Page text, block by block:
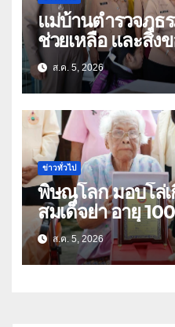
แม่บ้านตำรวจภูธ
ช่วยเหลือ และสิ่ง
ธิดา ข้าราชการตำรวจจังหวัด
อุทัยธานี
ส.ค. 5, 2026
ข่าวทั่วไป
พิษณุโลก มอบโล่
สมเด็จย่า อายุ 100 ปี “นางจอม
เนตร” ตำบลบ้านก
ส.ค. 5, 2026